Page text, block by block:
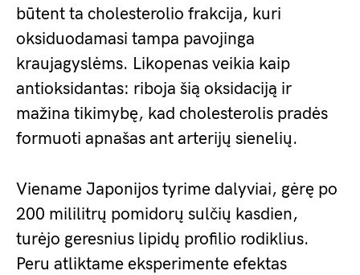
būtent ta cholesterolio frakcija, kuri
oksiduodamasi tampa pavojinga
kraujagyslėms. Likopenas veikia kaip
antioksidantas: riboja šią oksidaciją ir
mažina tikimybę, kad cholesterolis pradės
formuoti apnašas ant arterijų sienelių.
Viename Japonijos tyrime dalyviai, gėrę po
200 mililitrų pomidorų sulčių kasdien,
turėjo geresnius lipidų profilio rodiklius.
Peru atliktame eksperimente efektas